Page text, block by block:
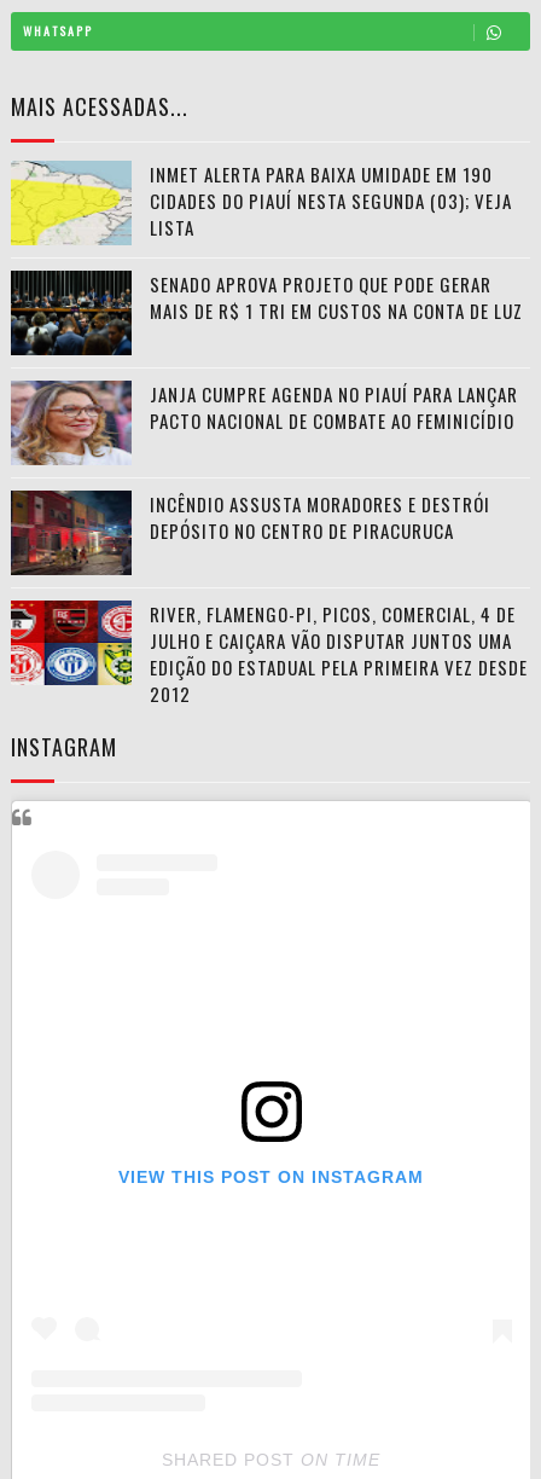
WHATSAPP
MAIS ACESSADAS...
INMET ALERTA PARA BAIXA UMIDADE EM 190
CIDADES DO PIAUÍ NESTA SEGUNDA (03); VEJA
LISTA
SENADO APROVA PROJETO QUE PODE GERAR
MAIS DE R$ 1 TRI EM CUSTOS NA CONTA DE LUZ
JANJA CUMPRE AGENDA NO PIAUÍ PARA LANÇAR
PACTO NACIONAL DE COMBATE AO FEMINICÍDIO
INCÊNDIO ASSUSTA MORADORES E DESTRÓI
DEPÓSITO NO CENTRO DE PIRACURUCA
RIVER, FLAMENGO-PI, PICOS, COMERCIAL, 4 DE
JULHO E CAIÇARA VÃO DISPUTAR JUNTOS UMA
EDIÇÃO DO ESTADUAL PELA PRIMEIRA VEZ DESDE
2012
INSTAGRAM
VIEW THIS POST ON INSTAGRAM
SHARED POST ON TIME